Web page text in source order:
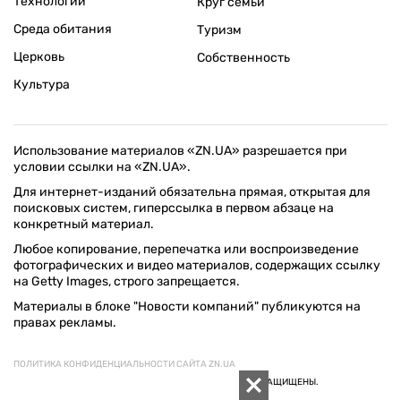
Среда обитания
Церковь
Культура
Туризм
Собственность
Использование материалов «ZN.UA» разрешается при
условии ссылки на «ZN.UA».
Для интернет-изданий обязательна прямая, открытая для
поисковых систем, гиперссылка в первом абзаце на
конкретный материал.
Любое копирование, перепечатка или воспроизведение
фотографических и видео материалов, содержащих ссылку
на Getty Images, строго запрещается.
Материалы в блоке "Новости компаний" публикуются на
правах рекламы.
ПОЛИТИКА КОНФИДЕНЦИАЛЬНОСТИ САЙТА ZN.UA
© 1994–2026 «ЗЕРКАЛО НЕДЕЛИ. УКРАИНА». ВСЕ ПРАВА ЗАЩИЩЕНЫ.